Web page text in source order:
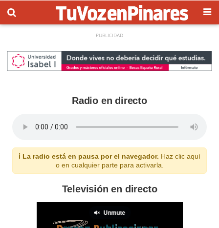
Radio en directo
ℹ️ La radio está en pausa por el navegador. Haz clic aquí
o en cualquier parte para activarla.
Televisión en directo